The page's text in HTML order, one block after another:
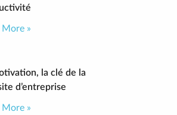
More »
la clé de la
d’entreprise
More »